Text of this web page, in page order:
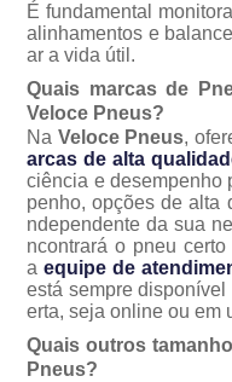
É fundamental
alinhamentos e
ar a vida útil.
Quais marcas de
Veloce Pneus?
Na Veloce Pneus,
arcas de alta
ciência e desempenho
penho, opções de alta
ndependente da sua
ncontrará o pneu
a equipe de
está sempre
erta, seja online ou em
Quais outros
Pneus?